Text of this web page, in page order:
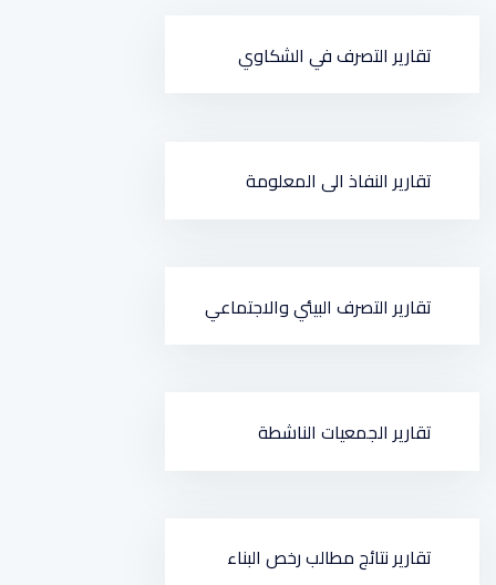
تقارير التصرف في الشكاوي
تقارير النفاذ الى المعلومة
تقارير التصرف البيئي والاجتماعي
تقارير الجمعيات الناشطة
تقارير نتائج مطالب رخص البناء